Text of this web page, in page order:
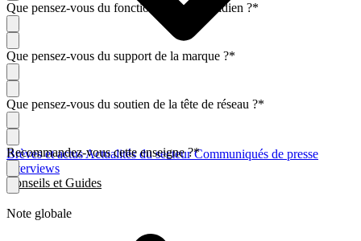
Brèves et actusActualités du secteurCommuniqués de presse
Interviews
Conseils et Guides
Que pensez-vous du fonctionnement quotidien ?*
Que pensez-vous du support de la marque ?*
Que pensez-vous du soutien de la tête de réseau ?*
Recommandez-vous cette enseigne ?*
Note globale